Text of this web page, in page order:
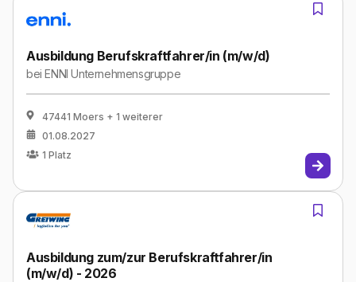
Ausbildung Berufskraftfahrer/in (m/w/d)
beiENNI Unternehmensgruppe
47441 Moers + 1 weiterer
01.08.2027
1 Platz
Ausbildung zum/zur Berufskraftfahrer/in
(m/w/d) - 2026